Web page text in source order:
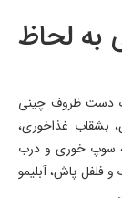
به لحاظ
دست ظروف چینی
بشقاب غذاخوری،
سوپ خوری و درب
پاش، آبلیمو